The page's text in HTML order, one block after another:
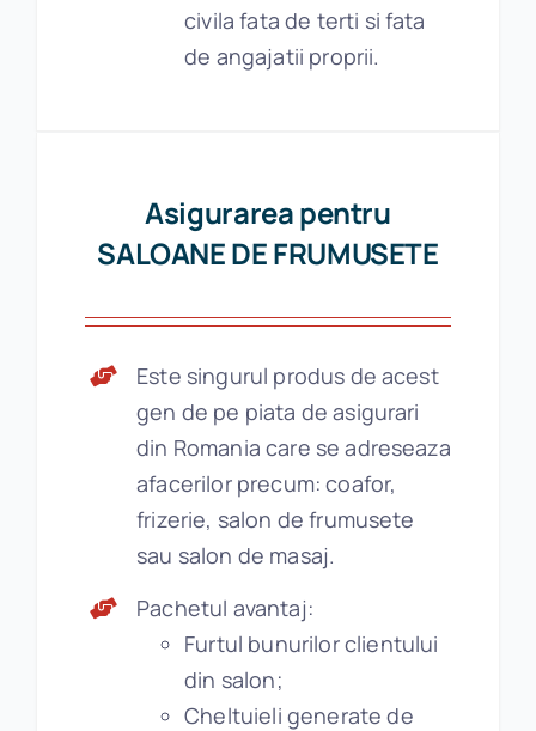
civila fata de terti si fata
de angajatii proprii.
Asigurarea pentru
SALOANE DE FRUMUSETE
Este singurul produs de acest
gen de pe piata de asigurari
din Romania care se adreseaza
afacerilor precum: coafor,
frizerie, salon de frumusete
sau salon de masaj.
Pachetul avantaj:
Furtul bunurilor clientului
din salon;
Cheltuieli generate de